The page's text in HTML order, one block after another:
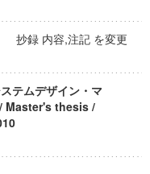
抄録 内容,注記 を変更
テムデザイン・マ
Master's thesis /